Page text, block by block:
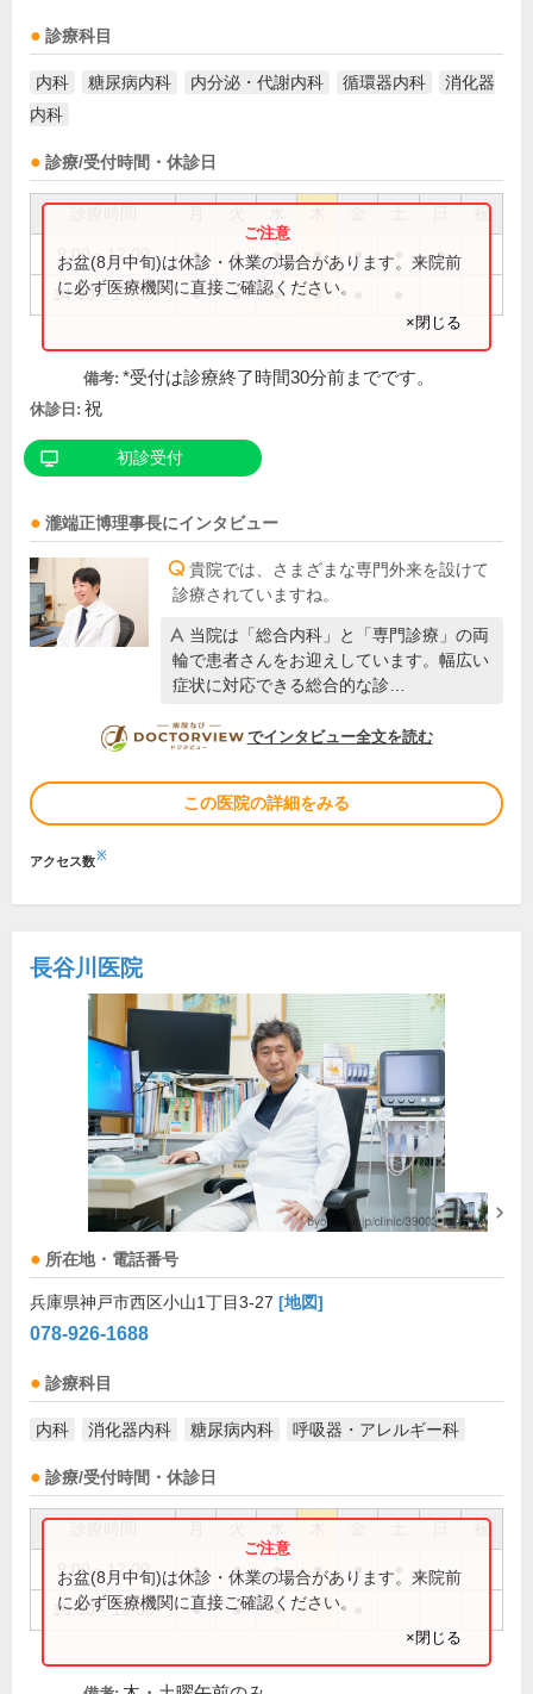
診療科目
内科 糖尿病内科 内分泌・代謝内科 循環器内科
消化器
内科
診療/受付時間・休診日
祝
9:00～12:00 ● ● ● ● ● ●
14:00～17:00 ● ● ● ●
お盆(8月中旬)は休診・休業の場合があります。来院前
に必ず医療機関に直接ご確認ください。
×閉じる
備考: *受付は診療終了時間30分前までです。
休診日: 祝
初診受付
瀧端正博理事長にインタビュー
貴院では、さまざまな専門外来を設けて
診療されていますね。
当院は「総合内科」と「専門診療」の両
輪で患者さんをお迎えしています。幅広い
症状に対応できる総合的な診…
DOCTORVIEW
でインタビュー全文を読む
この医院の詳細をみる
アクセス数※
長谷川医院
所在地・電話番号
兵庫県神戸市西区小山1丁目3-27 [地図]
078-926-1688
診療科目
内科 消化器内科 糖尿病内科 呼吸器・アレルギー科
診療/受付時間・休診日
祝
9:00～12:00 ● ● ● ● ●
16:30～19:00 ● ● ●
お盆(8月中旬)は休診・休業の場合があります。来院前
に必ず医療機関に直接ご確認ください。
×閉じる